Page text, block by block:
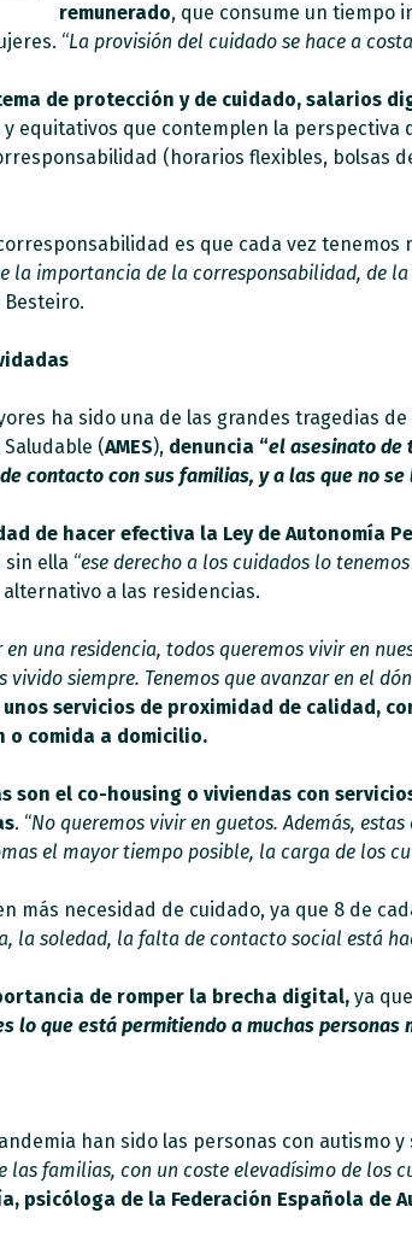
remunerado, que consume un tiempo
“La provisión del cuidado se hace a
de protección y de cuidado, salarios
equitativos que contemplen la
(horarios flexibles, bolsas
es que cada vez
la importancia de la corresponsabilidad, de
Besteiro.
ha sido una de las grandes tragedias
(AMES), denuncia “el asesinato de
contacto con sus familias, y a las que no
de hacer efectiva la Ley de Autonomía
ella “ese derecho a los cuidados lo
a las residencias.
una residencia, todos queremos vivir en
siempre. Tenemos que avanzar en el
servicios de proximidad de calidad,
comida a domicilio.
son el co-housing o viviendas con
. “No queremos vivir en guetos. Además,
el mayor tiempo posible, la carga de los
más necesidad de cuidado, ya que 8 de
la soledad, la falta de contacto social está
de romper la brecha digital,ya
lo que está permitiendo a muchas personas
han sido las personas con autismo y
familias, con un coste elevadísimo de los
psicóloga de la Federación Española de